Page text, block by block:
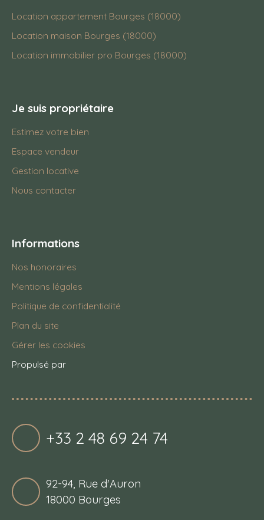
Location appartement Bourges (18000)
Location maison Bourges (18000)
Location immobilier pro Bourges (18000)
Je suis propriétaire
Estimez votre bien
Espace vendeur
Gestion locative
Nous contacter
Informations
Nos honoraires
Mentions légales
Politique de confidentialité
Plan du site
Gérer les cookies
Propulsé par
+33 2 48 69 24 74
92-94, Rue d'Auron
18000 Bourges